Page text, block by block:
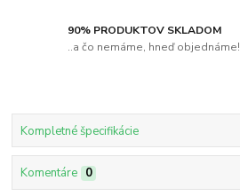
90% PRODUKTOV SKLADOM
..a čo nemáme, hneď objednáme!
Kompletné špecifikácie
Komentáre 0